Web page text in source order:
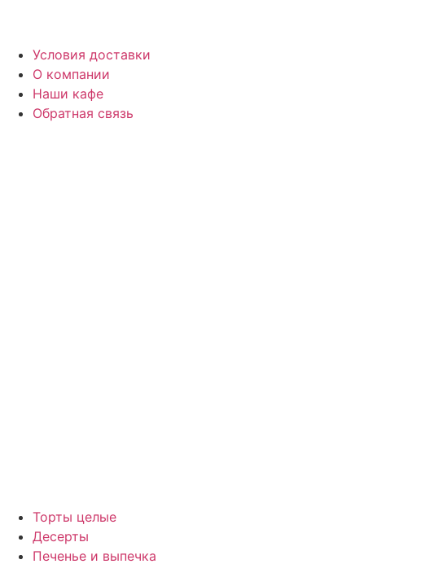
Условия доставки
О компании
Наши кафе
Обратная связь
Торты целые
Десерты
Печенье и выпечка